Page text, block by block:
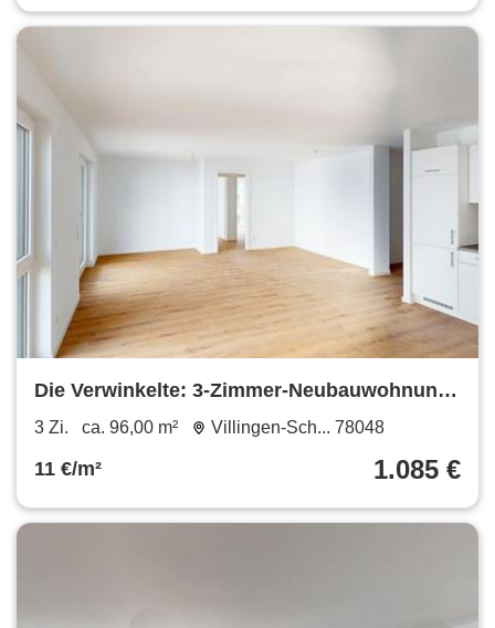
Die Verwinkelte: 3-Zimmer-Neubauwohnung
mit EBK und Balkon
3 Zi. ca. 96,00 m² Villingen-Sch... 78048
11 €/m² 1.085 €